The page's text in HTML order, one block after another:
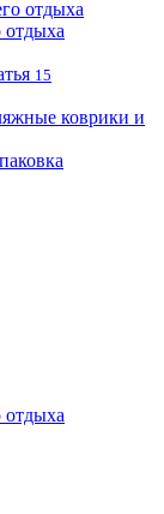
отдыха
15
коврики и
отдыха